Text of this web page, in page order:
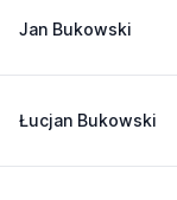
Jan Bukowski
Łucjan Bukowski